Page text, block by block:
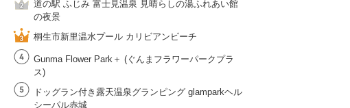
道の駅 ふじみ 富士見温泉 見晴らしの湯ふれあい館
の夜景
桐生市新里温水プール カリビアンビーチ
Gunma Flower Park＋ (ぐんまフラワーパークプラ
ス)
ドッグラン付き露天温泉グランピング glamparkヘル
シーパル赤城